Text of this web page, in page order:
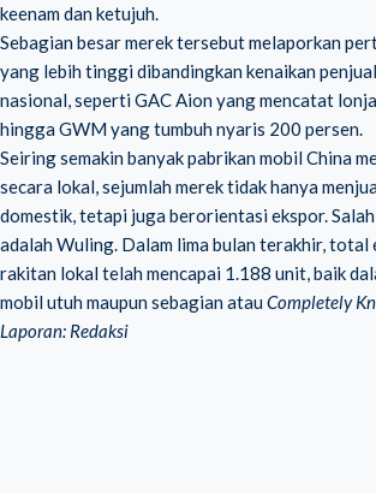
keenam dan ketujuh.
Sebagian besar merek tersebut melaporkan
yang lebih tinggi dibandingkan kenaikan
nasional, seperti GAC Aion yang mencatat
hingga GWM yang tumbuh nyaris 200 persen.
Seiring semakin banyak pabrikan mobil China
secara lokal, sejumlah merek tidak hanya
domestik, tetapi juga berorientasi ekspor.
adalah Wuling. Dalam lima bulan terakhir,
rakitan lokal telah mencapai 1.188 unit, baik
mobil utuh maupun sebagian atauCompletely
Laporan: Redaksi